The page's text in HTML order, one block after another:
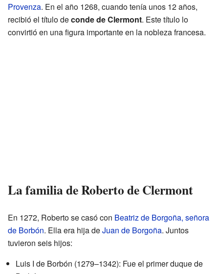
Provenza. En el año 1268, cuando tenía unos 12 años,
recibió el título deconde de Clermont. Este título lo
convirtió en una figura importante en la nobleza francesa.
La familia de Roberto de Clermont
En 1272, Roberto se casó con Beatriz de Borgoña, señora
de Borbón. Ella era hija deJuan de Borgoña. Juntos
tuvieron seis hijos:
Luis I de Borbón (1279–1342): Fue el primer duque de